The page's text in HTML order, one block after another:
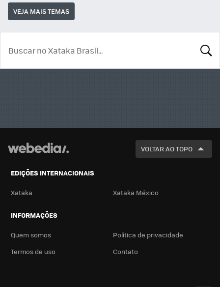
VEJA MAIS TEMAS
VOLTAR AO TOPO
EDIÇÕES INTERNACIONAIS
Xataka Xataka México
INFORMAÇÕES
Quem somos
Política de privacidade
Termos de uso
Contato